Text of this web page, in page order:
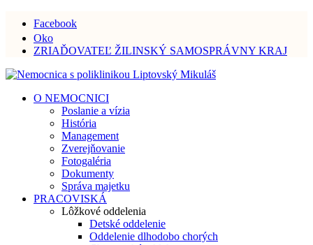
Facebook
Oko
ZRIAĎOVATEĽ ŽILINSKÝ SAMOSPRÁVNY KRAJ
O NEMOCNICI
Poslanie a vízia
História
Management
Zverejňovanie
Fotogaléria
Dokumenty
Správa majetku
PRACOVISKÁ
Lôžkové oddelenia
Detské oddelenie
Oddelenie dlhodobo chorých